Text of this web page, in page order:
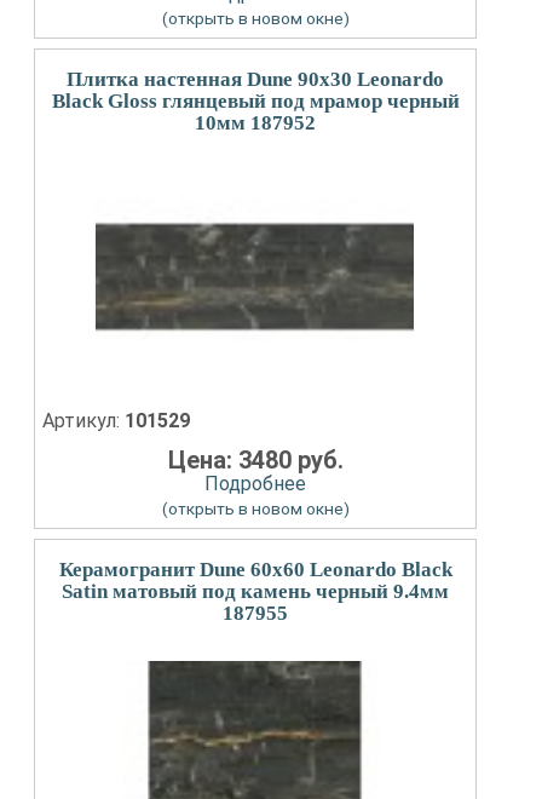
(открыть в новом окне)
Плитка настенная Dune 90x30 Leonardo
Black Gloss глянцевый под мрамор черный
10мм 187952
Артикул: 101529
Цена: 3480 руб.
Подробнее
(открыть в новом окне)
Керамогранит Dune 60x60 Leonardo Black
Satin матовый под камень черный 9.4мм
187955